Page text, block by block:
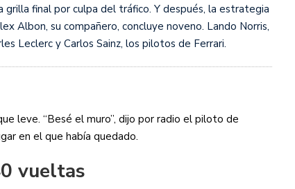
final por culpa del tráfico. Y después, la estrategia
Albon, su compañero, concluye noveno. Lando Norris,
Leclerc y Carlos Sainz, los pilotos de Ferrari.
leve. “Besé el muro”, dijo por radio el piloto de
en el que había quedado.
vueltas